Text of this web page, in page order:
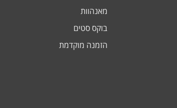
מאנהוות
בוקס סטים
הזמנה מוקדמת